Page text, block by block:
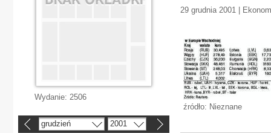
29 grudnia 2001 |
źródło: Nieznane
Wydanie: 2506
grudzień 2001